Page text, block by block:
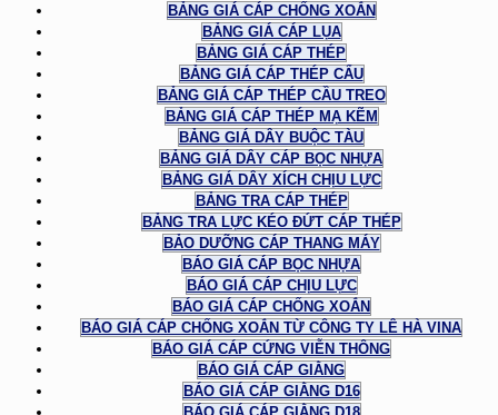
BẢNG GIÁ CÁP CHỐNG XOẮN
BẢNG GIÁ CÁP LỤA
BẢNG GIÁ CÁP THÉP
BẢNG GIÁ CÁP THÉP CẨU
BẢNG GIÁ CÁP THÉP CẦU TREO
BẢNG GIÁ CÁP THÉP MẠ KẼM
BẢNG GIÁ DÂY BUỘC TÀU
BẢNG GIÁ DÂY CÁP BỌC NHỰA
BẢNG GIÁ DÂY XÍCH CHỊU LỰC
BẢNG TRA CÁP THÉP
BẢNG TRA LỰC KÉO ĐỨT CÁP THÉP
BẢO DƯỠNG CÁP THANG MÁY
BÁO GIÁ CÁP BỌC NHỰA
BÁO GIÁ CÁP CHỊU LỰC
BÁO GIÁ CÁP CHỐNG XOẮN
BÁO GIÁ CÁP CHỐNG XOẮN TỪ CÔNG TY LÊ HÀ VINA
BÁO GIÁ CÁP CỨNG VIỄN THÔNG
BÁO GIÁ CÁP GIẰNG
BÁO GIÁ CÁP GIẰNG D16